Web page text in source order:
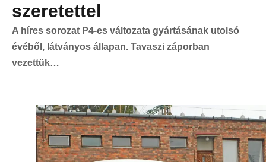
szeretettel
A híres sorozat P4-es változata gyártásának utolsó
évéből, látványos állapan. Tavaszi záporban
vezettük…